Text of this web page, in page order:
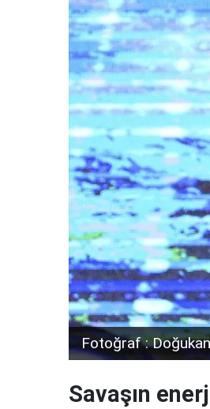
Fotoğraf :
Savaşın